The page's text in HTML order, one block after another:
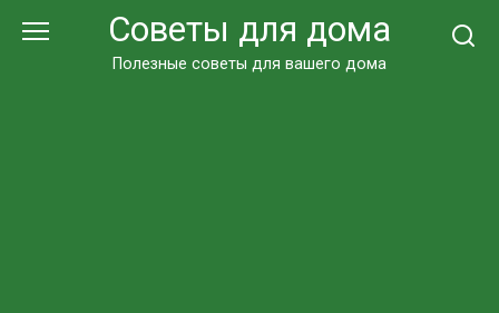
Советы для дома
Полезные советы для вашего дома